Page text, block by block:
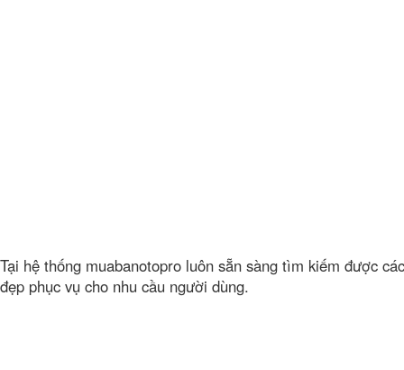
Tại hệ thống muabanotopro luôn sẵn sàng tìm kiếm được
đẹp phục vụ cho nhu cầu người dùng.